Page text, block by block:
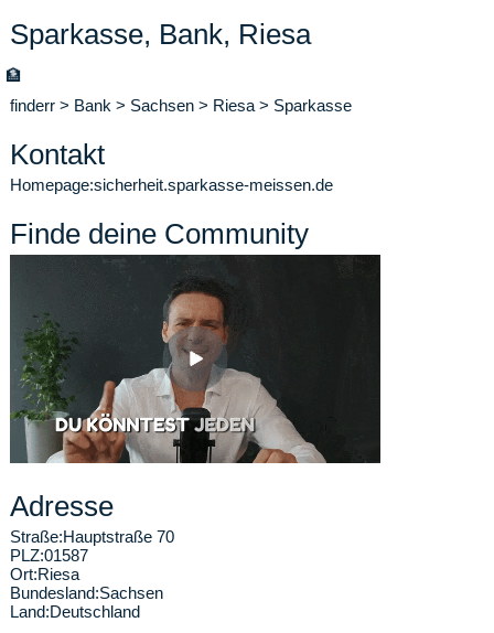
Sparkasse, Bank, Riesa
🏦
finderr > Bank > Sachsen > Riesa > Sparkasse
Kontakt
Homepage:sicherheit.sparkasse-meissen.de
Finde deine Community
Adresse
Straße:Hauptstraße 70
PLZ:01587
Ort:Riesa
Bundesland:Sachsen
Land:Deutschland